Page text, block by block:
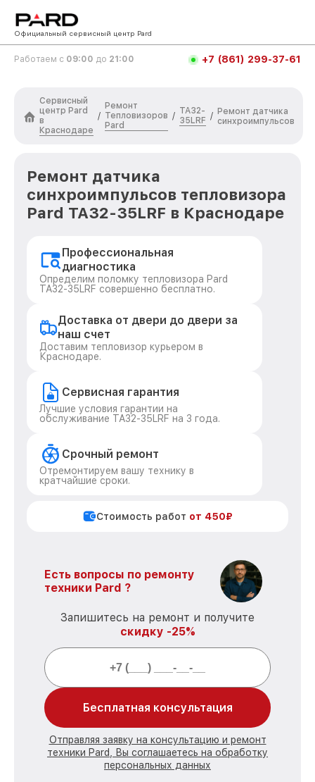
Официальный сервисный центр Pard
Работаем с 09:00 до 21:00 +7 (861) 299-37-61
Сервисный
центр Pard
в
Краснодаре
/
Ремонт
Тепловизоров
Pard
/
TA32-
35LRF / Ремонт датчика
синхроимпульсов
Ремонт датчика
синхроимпульсов тепловизора
Pard TA32-35LRF в Краснодаре
Профессиональная
диагностика
Определим поломку тепловизора Pard
TA32-35LRF совершенно бесплатно.
Доставка от двери до двери за
наш счет
Доставим тепловизор курьером в
Краснодаре.
Сервисная гарантия
Лучшие условия гарантии на
обслуживание TA32-35LRF на 3 года.
Срочный ремонт
Отремонтируем вашу технику в
кратчайшие сроки.
Стоимость работ от 450₽
Есть вопросы по ремонту
техники Pard ?
Запишитесь на ремонт и получите
скидку -25%
Бесплатная консультация
Отправляя заявку на консультацию и ремонт
техники Pard, Вы соглашаетесь на обработку
персональных данных